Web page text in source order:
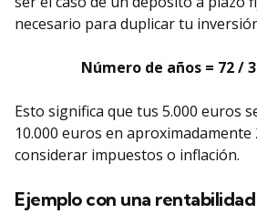
necesario para duplicar tu
Número de años = 72 /
Esto significa que tus 5.000 euros
10.000 euros en aproximadamente
considerar impuestos o inflación.
Ejemplo con una